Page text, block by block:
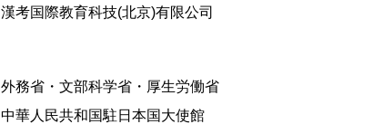
漢考国際教育科技(北京)有限公司
外務省・文部科学省・厚生労働省
中華人民共和国駐日本国大使館